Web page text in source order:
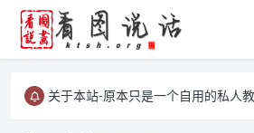
关于本站-原本只是一个自用的私人教程笔记，